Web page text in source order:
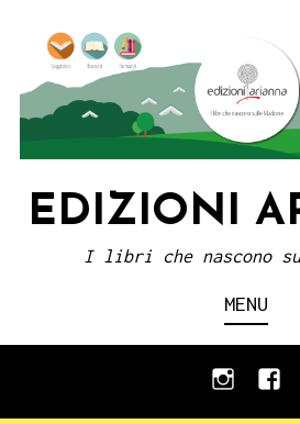
content
EDIZIONI
I libri che nascono
MENU